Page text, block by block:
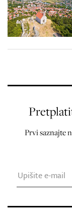
Prvi saznajte